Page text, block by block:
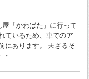
「かわばた」に行って
ているため、車でのア
にあります。 天ざるそ